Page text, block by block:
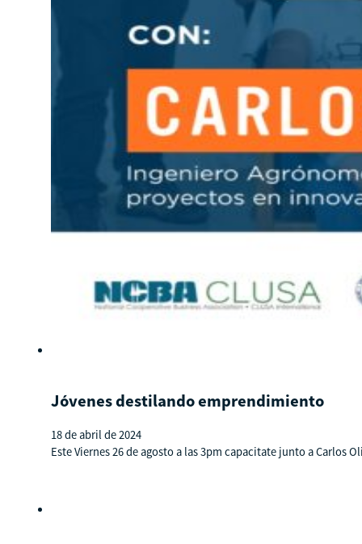
Jóvenes destilando emprendimiento
18 de abril de 2024
Este Viernes 26 de agosto a las 3pm capacitate junto a